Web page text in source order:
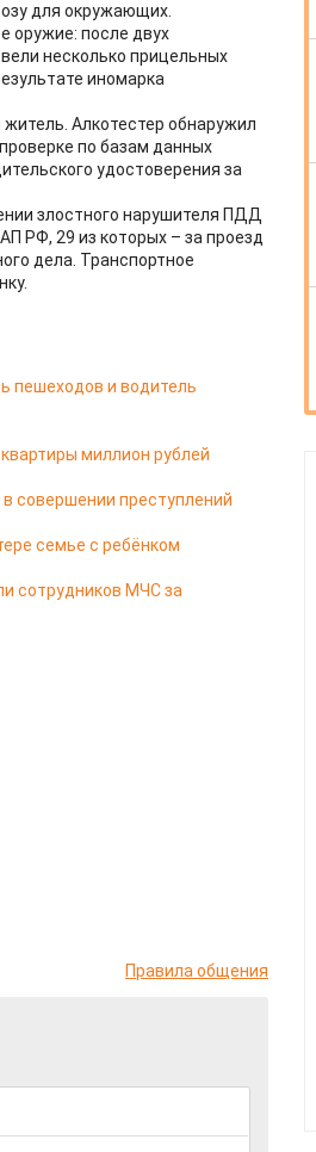
для окружающих.
оружие: после двух
несколько прицельных
иномарка
Алкотестер обнаружил
по базам данных
удостоверения за
злостного нарушителя ПДД
РФ, 29 из которых – за проезд
дела. Транспортное
пешеходов и водитель
миллион рублей
совершении преступлений
семье с ребёнком
сотрудников МЧС за
Правила общения